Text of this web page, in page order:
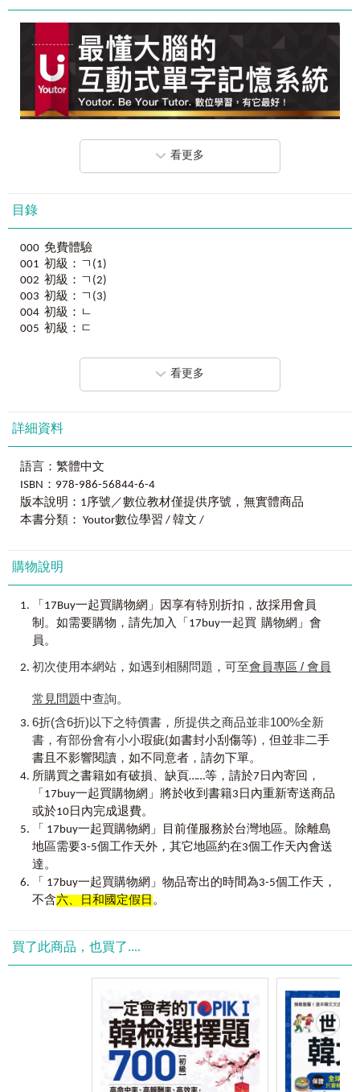
看更多
目錄
000 免費體驗
001 初級：ㄱ(1)
002 初級：ㄱ(2)
003 初級：ㄱ(3)
004 初級：ㄴ
005 初級：ㄷ
007 初級：ㅂ
009 初級：ㅅ(2)
011 初級：ㅇ(2)
013 初級：ㅈ(1)
014 初級：ㅈ(2)
015 初級：ㅊ
016 初級：ㅋ、ㅌ、ㅍ
017 初級：ㅎ
020 中級：ㄱ(3)
021 中級：ㄴ
022 中級：ㄷ
023 中級：ㄹ、ㅁ
024 中級：ㅂ(1)
026 中級：ㅅ(1)
028 中級：ㅇ(1)
029 中級：ㅇ(2)
030 中級：ㅈ(1)
031 中級：ㅈ(2)
032 中級：ㅊ
033 中級：ㅋ、ㅌ、ㅍ
034 中級：ㅎ
035 高級：ㄱ(1)
036 高級：ㄱ(2)
037 高級：ㄴ、ㄷ
038 高級：ㅁ、ㅂ
039 高級：ㅅ
040 高級：ㅇ
041 高級：ㅈ
看更多
詳細資料
語言：繁體中文
ISBN：978-986-56844-6-4
版本說明：1序號／數位教材僅提供序號，無實體商品
本書分類： Youtor數位學習 / 韓文 /
購物說明
「17Buy一起買購物網」因享有特別折扣 ， 故採用會員
制 。 如需要購物 ， 請先加入「17buy一起買 購物網」會
員。
初次使用本網站，如遇到相關問題，可至會員專區 / 會員
常見問題中查詢。
6折(含6折)以下之特價書，所提供之商品並非100%全新
書，有部份會有小小瑕疵(如書封小刮傷等) ， 但並非二手
書且不影響閱讀 ， 如不同意者 ， 請勿下單。
所購買之書籍如有破損、缺頁……等，請於7日內寄回 ，
「17buy一起買購物網」將於收到書籍3日內重新寄送商品
或於10日內完成退費。
「 17buy一起買購物網」目前僅服務於台灣地區。除離島
地區需要3-5個工作天外，其它地區約在3個工作天內會送
達。
「 17buy一起買購物網」物品寄出的時間為3-5個工作天，
不含六、日和國定假日 。
買了此商品，也買了....